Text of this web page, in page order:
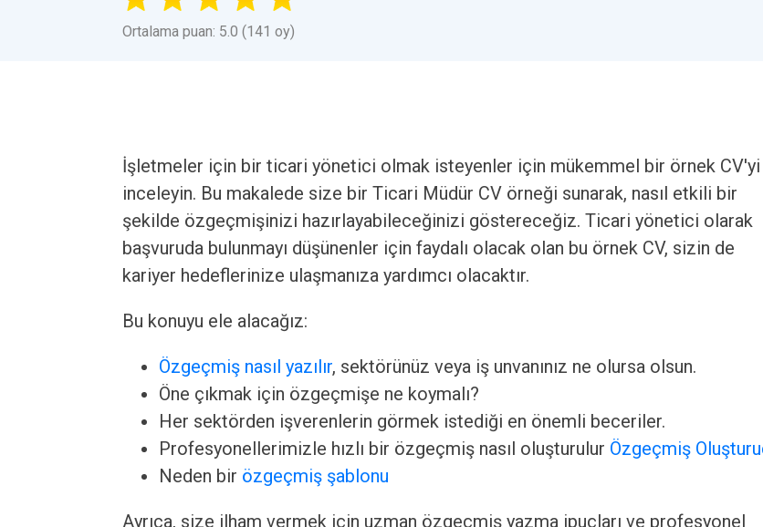
Ortalama puan: 5.0 (141 oy)
İşletmeler için bir ticari yönetici olmak isteyenler için mükemmel bir örnek CV'yi
inceleyin. Bu makalede size bir Ticari Müdür CV örneği sunarak, nasıl etkili bir
şekilde özgeçmişinizi hazırlayabileceğinizi göstereceğiz. Ticari yönetici olarak
başvuruda bulunmayı düşünenler için faydalı olacak olan bu örnek CV, sizin de
kariyer hedeflerinize ulaşmanıza yardımcı olacaktır.
Bu konuyu ele alacağız:
Özgeçmiş nasıl yazılır, sektörünüz veya iş unvanınız ne olursa olsun.
Öne çıkmak için özgeçmişe ne koymalı?
Her sektörden işverenlerin görmek istediği en önemli beceriler.
Profesyonellerimizle hızlı bir özgeçmiş nasıl oluşturulur Özgeçmiş
Neden bir özgeçmiş şablonu
Ayrıca, size ilham vermek için uzman özgeçmiş yazma ipuçları ve profesyonel